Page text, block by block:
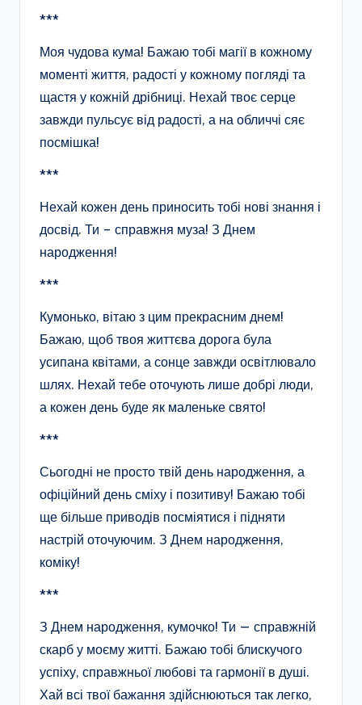
***
Моя чудова кума! Бажаю тобі магії в кожному
моменті життя, радості у кожному погляді та
щастя у кожній дрібниці. Нехай твоє серце
завжди пульсує від радості, а на обличчі сяє
посмішка!
***
Нехай кожен день приносить тобі нові знання і
досвід. Ти – справжня муза! З Днем
народження!
***
Кумонько, вітаю з цим прекрасним днем!
Бажаю, щоб твоя життєва дорога була
усипана квітами, а сонце завжди освітлювало
шлях. Нехай тебе оточують лише добрі люди,
а кожен день буде як маленьке свято!
***
Сьогодні не просто твій день народження, а
офіційний день сміху і позитиву! Бажаю тобі
ще більше приводів посміятися і підняти
настрій оточуючим. З Днем народження,
коміку!
***
З Днем народження, кумочко! Ти — справжній
скарб у моєму житті. Бажаю тобі блискучого
успіху, справжньої любові та гармонії в душі.
Хай всі твої бажання здійснюються так легко,